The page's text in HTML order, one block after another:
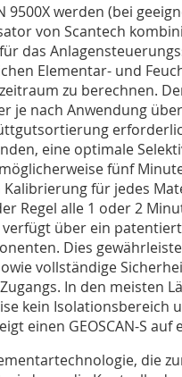
9500X werden (bei
von Scantech
das
Elementar- und
zu berechnen.
je nach Anwendung
eine optimale
fünf
für jedes
Regel alle 1 oder 2
verfügt über ein
Dies
vollständige
In den meisten
kein Isolationsbereich
einen GEOSCAN-S
die